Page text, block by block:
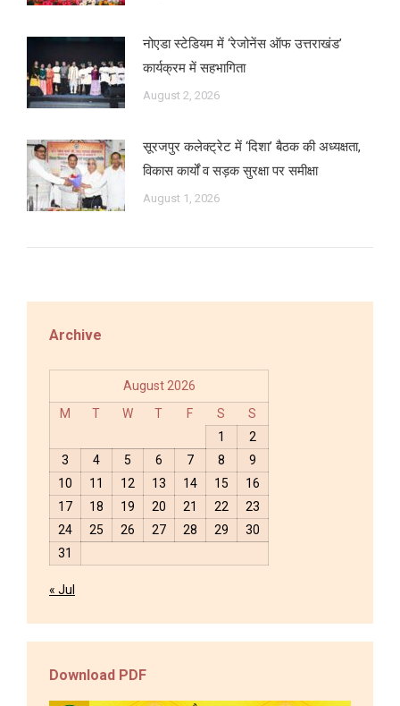
नोएडा स्टेडियम में ‘रेजोनेंस ऑफ उत्तराखंड’
कार्यक्रम में सहभागिता
August 2, 2026
सूरजपुर कलेक्ट्रेट में ‘दिशा’ बैठक की अध्यक्षता,
विकास कार्यों व सड़क सुरक्षा पर समीक्षा
August 1, 2026
Archive
August 2026
M
T W T F S
S
1
2
3
4 5 6 7 8
9
10
11 12 13 14 15
16
17
18 19 20 21 22
23
24
25 26 27 28 29
30
31
« Jul
Download PDF